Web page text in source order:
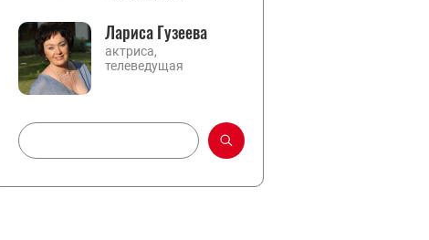
Лариса Гузеева
актриса,
телеведущая